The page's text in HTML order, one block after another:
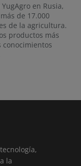
en Rusia,
de 17.000
de la agricultura.
productos más
conocimientos
la